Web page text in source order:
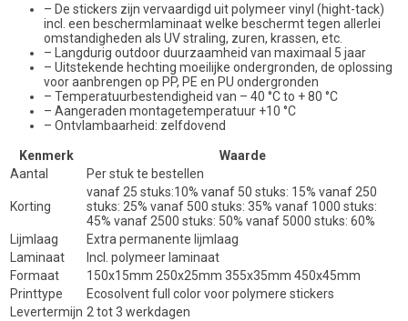
– De stickers zijn vervaardigd uit polymeer vinyl (hight-tack)
incl. een beschermlaminaat welke beschermt tegen allerlei
omstandigheden als UV straling, zuren, krassen, etc.
– Langdurig outdoor duurzaamheid van maximaal 5 jaar
– Uitstekende hechting moeilijke ondergronden, de oplossing
voor aanbrengen op PP, PE en PU ondergronden
– Temperatuurbestendigheid van – 40 °C to + 80 °C
– Aangeraden montagetemperatuur +10 °C
– Ontvlambaarheid: zelfdovend
Kenmerk
Waarde
Aantal
Per stuk te bestellen
Korting
vanaf 25 stuks:10% vanaf 50 stuks: 15% vanaf 250
stuks: 25% vanaf 500 stuks: 35% vanaf 1000 stuks:
45% vanaf 2500 stuks: 50% vanaf 5000 stuks: 60%
Lijmlaag
Extra permanente lijmlaag
Laminaat
Incl. polymeer laminaat
Formaat
150x15mm 250x25mm 355x35mm 450x45mm
Printtype
Ecosolvent full color voor polymere stickers
Levertermijn 2 tot 3 werkdagen